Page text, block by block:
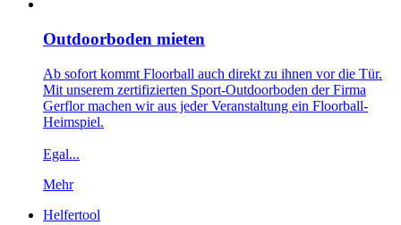
Outdoorboden mieten
Ab sofort kommt Floorball auch direkt zu ihnen vor die Tür.
Mit unserem zertifizierten Sport-Outdoorboden der Firma
Gerflor machen wir aus jeder Veranstaltung ein Floorball-
Heimspiel.
Egal...
Mehr
Helfertool